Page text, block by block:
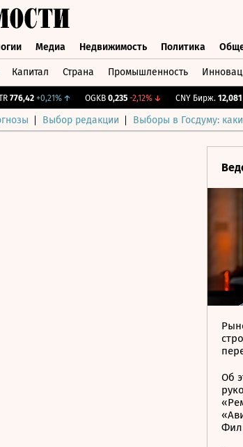
Медиа Недвижимость Политика
Капитал Страна Промышленность
+0,21%↑ OGKB 0,235 -2,12%↓ CNY Бирж. 12,081
Выбор редакции Выборы в Госдуму:
Об